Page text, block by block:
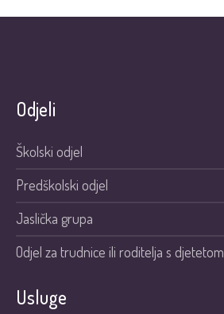
Odjeli
Školski odjel
Predškolski odjel
Jaslička grupa
Odjel za trudnice ili roditelja s djetetom
Usluge